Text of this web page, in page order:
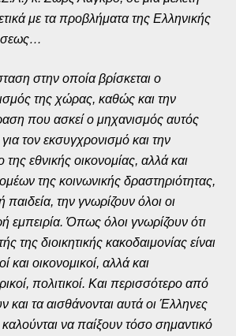
με τα προβλήματα της Ελληνικής
στην οποία βρίσκεται ο
της χώρας, καθώς και την
που ασκεί ο μηχανισμός αυτός
τον εκσυγχρονισμό και την
εθνικής οικονομίας, αλλά και
της κοινωνικής δραστηριότητας,
την γνωρίζουν όλοι οι
εμπειρία. Όπως όλοι γνωρίζουν ότι
της διοικητικής κακοδαιμονίας είναι
και οικονομικοί, αλλά και
πολιτικοί. Και περισσότερο από
και τα αισθάνονται αυτά οι Έλληνες
καλούνται να παίξουν τόσο σημαντικό